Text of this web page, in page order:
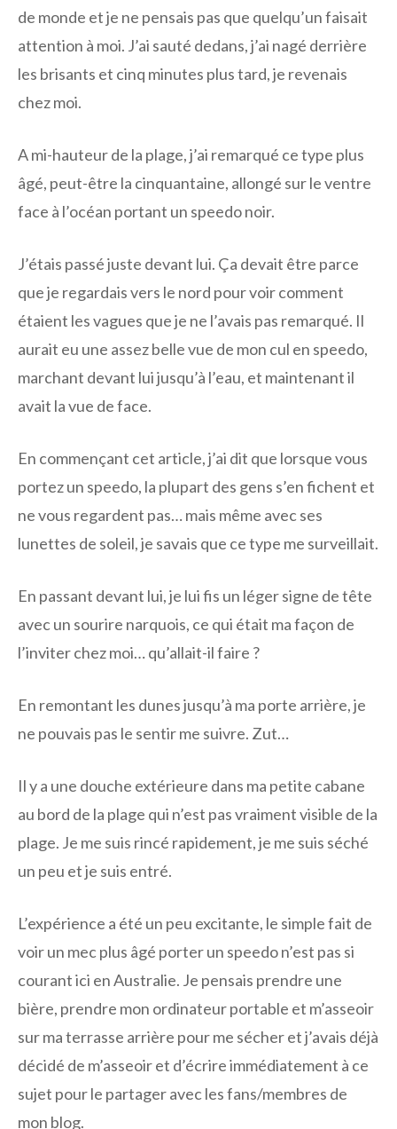
de monde et je ne pensais pas que quelqu’un faisait
attention à moi. J’ai sauté dedans, j’ai nagé derrière
les brisants et cinq minutes plus tard, je revenais
chez moi.
A mi-hauteur de la plage, j’ai remarqué ce type plus
âgé, peut-être la cinquantaine, allongé sur le ventre
face à l’océan portant un speedo noir.
J’étais passé juste devant lui. Ça devait être parce
que je regardais vers le nord pour voir comment
étaient les vagues que je ne l’avais pas remarqué. Il
aurait eu une assez belle vue de mon cul en speedo,
marchant devant lui jusqu’à l’eau, et maintenant il
avait la vue de face.
En commençant cet article, j’ai dit que lorsque vous
portez un speedo, la plupart des gens s’en fichent et
ne vous regardent pas… mais même avec ses
lunettes de soleil, je savais que ce type me surveillait.
En passant devant lui, je lui fis un léger signe de tête
avec un sourire narquois, ce qui était ma façon de
l’inviter chez moi… qu’allait-il faire ?
En remontant les dunes jusqu’à ma porte arrière, je
ne pouvais pas le sentir me suivre. Zut…
Il y a une douche extérieure dans ma petite cabane
au bord de la plage qui n’est pas vraiment visible de la
plage. Je me suis rincé rapidement, je me suis séché
un peu et je suis entré.
L’expérience a été un peu excitante, le simple fait de
voir un mec plus âgé porter un speedo n’est pas si
courant ici en Australie. Je pensais prendre une
bière, prendre mon ordinateur portable et m’asseoir
sur ma terrasse arrière pour me sécher et j’avais déjà
décidé de m’asseoir et d’écrire immédiatement à ce
sujet pour le partager avec les fans/membres de
mon blog.